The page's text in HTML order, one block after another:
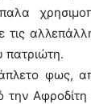
πατριώτη.
άπλετο φως,
την